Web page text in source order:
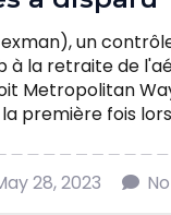
exman), un
à la retraite de
Metropolitan
première fois
28, 2023